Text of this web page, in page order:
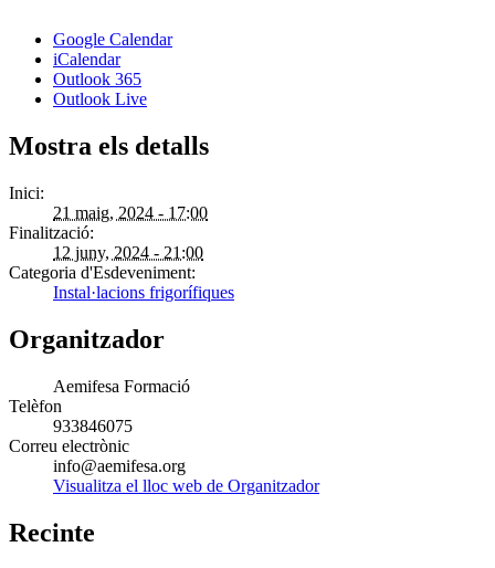
Google Calendar
iCalendar
Outlook 365
Outlook Live
Mostra els detalls
Inici:
21 maig, 2024 - 17:00
Finalització:
12 juny, 2024 - 21:00
Categoria d'Esdeveniment:
Instal·lacions frigorífiques
Organitzador
Aemifesa Formació
Telèfon
933846075
Correu electrònic
info@aemifesa.org
Visualitza el lloc web de Organitzador
Recinte